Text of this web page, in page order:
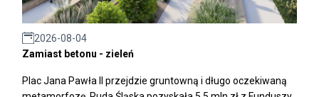
2026-08-04
Zamiast betonu - zieleń
Plac Jana Pawła II przejdzie gruntowną i długo oczekiwaną